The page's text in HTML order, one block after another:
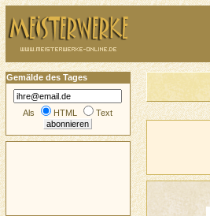
Gemälde des Tages
Als HTML Text